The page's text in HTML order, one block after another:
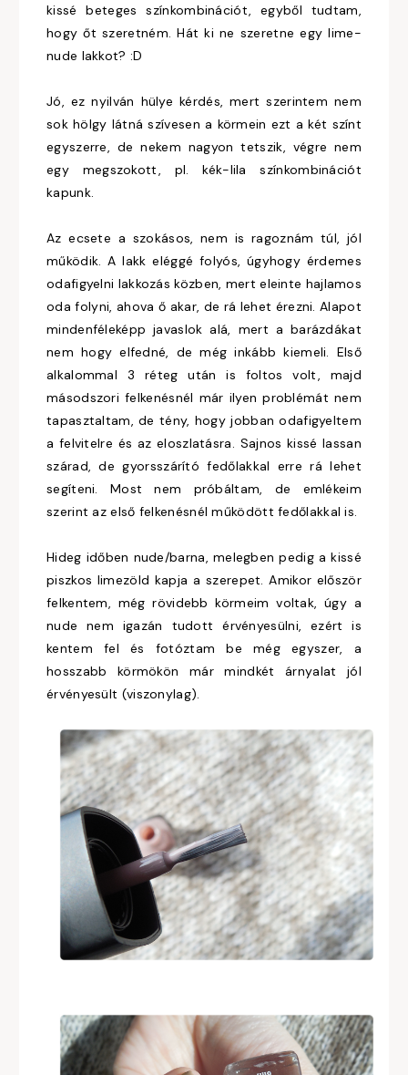
kissé beteges színkombinációt, egyből tudtam,
hogy őt szeretném. Hát ki ne szeretne egy lime-
nude lakkot? :D
Jó, ez nyilván hülye kérdés, mert szerintem nem
sok hölgy látná szívesen a körmein ezt a két színt
egyszerre, de nekem nagyon tetszik, végre nem
egy megszokott, pl. kék-lila színkombinációt
kapunk.
Az ecsete a szokásos, nem is ragoznám túl, jól
működik. A lakk eléggé folyós, úgyhogy érdemes
odafigyelni lakkozás közben, mert eleinte hajlamos
oda folyni, ahova ő akar, de rá lehet érezni. Alapot
mindenféleképp javaslok alá, mert a barázdákat
nem hogy elfedné, de még inkább kiemeli. Első
alkalommal 3 réteg után is foltos volt, majd
másodszori felkenésnél már ilyen problémát nem
tapasztaltam, de tény, hogy jobban odafigyeltem
a felvitelre és az eloszlatásra. Sajnos kissé lassan
szárad, de gyorsszárító fedőlakkal erre rá lehet
segíteni. Most nem próbáltam, de emlékeim
szerint az első felkenésnél működött fedőlakkal is.
Hideg időben nude/barna, melegben pedig a kissé
piszkos limezöld kapja a szerepet. Amikor először
felkentem, még rövidebb körmeim voltak, úgy a
nude nem igazán tudott érvényesülni, ezért is
kentem fel és fotóztam be még egyszer, a
hosszabb körmökön már mindkét árnyalat jól
érvényesült (viszonylag).